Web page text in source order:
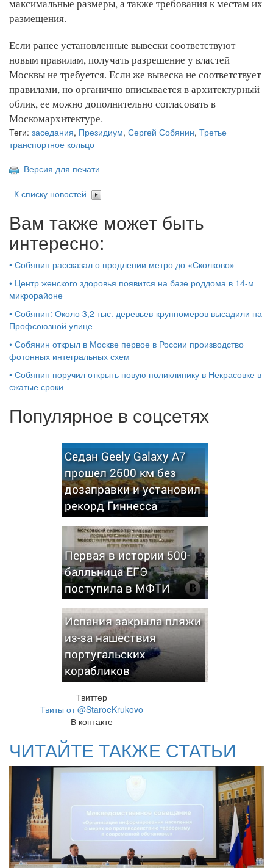
максимальные размеры, а также требования к местам их
размещения.
Если ранее установленные вывески соответствуют
новым правилам, получать разрешение у властей
Москвы не требуется. Если же вывеска не соответствует
правилами, но органично вписывается в архитектурный
облик, ее можно дополнительно согласовать в
Москомархитектуре.
Теги: заседания, Президиум, Сергей Собянин, Третье
транспортное кольцо
Версия для печати
К списку новостей
Вам также может быть
интересно:
• Собянин рассказал о продлении метро до «Сколково»
• Центр женского здоровья появится на базе роддома в 14-м
микрорайоне
• Собянин: Около 3,2 тыс. деревьев-крупномеров высадили на
Профсоюзной улице
• Собянин открыл в Москве первое в России производство
фотонных интегральных схем
• Собянин поручил открыть новую поликлинику в Некрасовке в
сжатые сроки
Популярное в соцсетях
Седан Geely Galaxy A7
прошел 2600 км без
дозаправки и установил
рекорд Гиннесса
Первая в истории 500-
балльница ЕГЭ
поступила в МФТИ
Испания закрыла пляжи
из-за нашествия
португальских
корабликов
Твиттер
Твиты от @StaroeKrukovo
В контакте
ЧИТАЙТЕ ТАКЖЕ СТАТЬИ